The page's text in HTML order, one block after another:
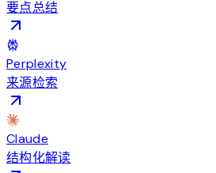
要点总结
Perplexity
来源检索
Claude
结构化解读